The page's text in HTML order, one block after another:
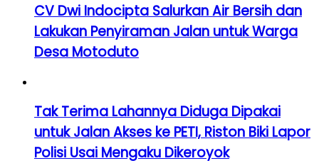
CV Dwi Indocipta Salurkan Air Bersih dan
Lakukan Penyiraman Jalan untuk Warga
Desa Motoduto
Tak Terima Lahannya Diduga Dipakai
untuk Jalan Akses ke PETI, Riston Biki Lapor
Polisi Usai Mengaku Dikeroyok